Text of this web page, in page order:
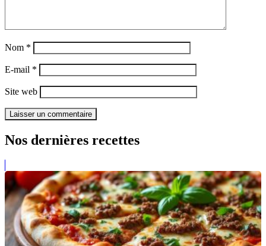
Nom *
E-mail *
Site web
Nos dernières recettes